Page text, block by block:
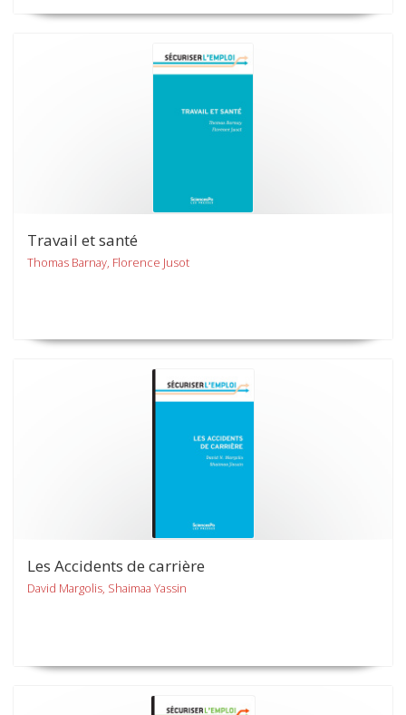
Travail et santé
Thomas Barnay, Florence Jusot
Les Accidents de carrière
David Margolis, Shaimaa Yassin